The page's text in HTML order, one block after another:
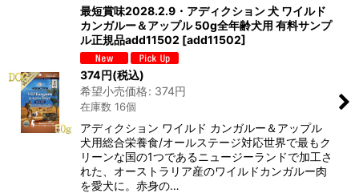
最短賞味2028.2.9・アディクション 犬 ワイルド
カンガルー＆アップル 50g全年齢犬用 有料サンプ
ル正規品add11502 [add11502]
374円(税込)
希望小売価格: 374円
在庫数 16個
アディクション ワイルド カンガルー＆アップル
犬用総合栄養食/オールステージ対応世界で最もク
リーンな国の1つであるニュージーランドで加工さ
れた、オーストラリア産のワイルドカンガルー肉
を愛犬に。赤身の…